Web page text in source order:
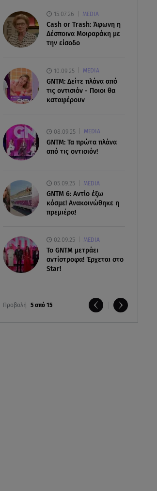
15.07.26 MEDIA
Cash or Trash: Άφωνη η
Δέσποινα Μοιραράκη με
την είσοδο
10.09.25 MEDIA
GNTM: Δείτε πλάνα από
τις οντισιόν - Ποιοι θα
καταφέρουν
08.09.25 MEDIA
GNTM: Τα πρώτα πλάνα
από τις οντισιόν!
05.09.25 MEDIA
GNTM 6: Αντίο έξω
κόσμε! Ανακοινώθηκε η
πρεμιέρα!
02.09.25 MEDIA
Το GNTM μετράει
αντίστροφα! Έρχεται στο
Star!
Προβολή 5 από 15